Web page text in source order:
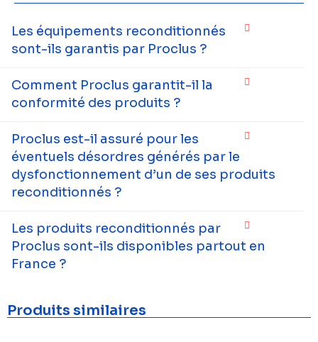
Les équipements reconditionnés
sont-ils garantis par Proclus ?
Comment Proclus garantit-il la
conformité des produits ?
Proclus est-il assuré pour les
éventuels désordres générés par le
dysfonctionnement d’un de ses produits
reconditionnés ?
Les produits reconditionnés par
Proclus sont-ils disponibles partout en
France ?
Produits similaires